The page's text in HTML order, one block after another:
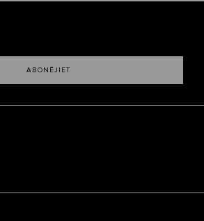
ABONĒJIET